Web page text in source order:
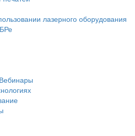
лазерного оборудования